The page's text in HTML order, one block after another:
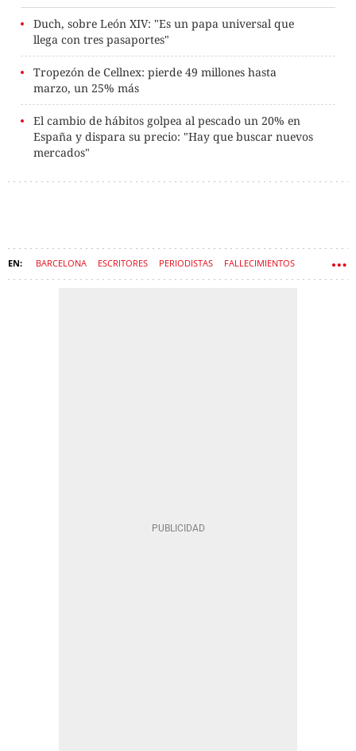
Duch, sobre León XIV: "Es un papa universal que
llega con tres pasaportes"
Tropezón de Cellnex: pierde 49 millones hasta
marzo, un 25% más
El cambio de hábitos golpea al pescado un 20% en
España y dispara su precio: "Hay que buscar nuevos
mercados"
BARCELONA ESCRITORES PERIODISTAS FALLECIMIENTOS